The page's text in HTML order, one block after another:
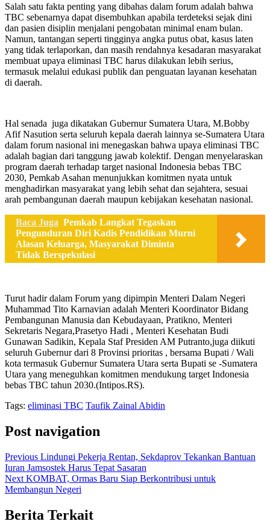
Salah satu fakta penting yang dibahas dalam forum adalah bahwa
TBC sebenarnya dapat disembuhkan apabila terdeteksi sejak dini
dan pasien disiplin menjalani pengobatan minimal enam bulan.
Namun, tantangan seperti tingginya angka putus obat, kasus laten
yang tidak terlaporkan, dan masih rendahnya kesadaran masyarakat
membuat upaya eliminasi TBC harus dilakukan lebih serius,
termasuk melalui edukasi publik dan penguatan layanan kesehatan
di daerah.
Hal senada juga dikatakan Gubernur Sumatera Utara, M.Bobby
Afif Nasution serta seluruh kepala daerah lainnya se-Sumatera Utara
dalam forum nasional ini menegaskan bahwa upaya eliminasi TBC
adalah bagian dari tanggung jawab kolektif. Dengan menyelaraskan
program daerah terhadap target nasional Indonesia bebas TBC
2030, Pemkab Asahan menunjukkan komitmen nyata untuk
menghadirkan masyarakat yang lebih sehat dan sejahtera, sesuai
arah pembangunan daerah maupun kebijakan kesehatan nasional.
Baca Juga Pemkab Langkat Tegaskan
Pengunduran Diri Kadis Pendidikan Murni
Alasan Keluarga, Masyarakat Diminta
Tidak Berspekulasi
Turut hadir dalam Forum yang dipimpin Menteri Dalam Negeri
Muhammad Tito Karnavian adalah Menteri Koordinator Bidang
Pembangunan Manusia dan Kebudayaan, Pratikno, Menteri
Sekretaris Negara,Prasetyo Hadi , Menteri Kesehatan Budi
Gunawan Sadikin, Kepala Staf Presiden AM Putranto,juga diikuti
seluruh Gubernur dari 8 Provinsi prioritas , bersama Bupati / Wali
kota termasuk Gubernur Sumatera Utara serta Bupati se -Sumatera
Utara yang meneguhkan komitmen mendukung target Indonesia
bebas TBC tahun 2030.(Intipos.RS).
Tags: eliminasi TBC Taufik Zainal Abidin
Post navigation
Previous Lindungi Pekerja Rentan, Sekdaprov Tekankan Bantuan
Iuran Jamsostek Harus Tepat Sasaran
Next KOMBAT, Ormas Baru Siap Berkontribusi untuk
Membangun Negeri
Berita Terkait